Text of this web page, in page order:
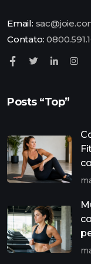
Email:
Contato:
Posts “Top”